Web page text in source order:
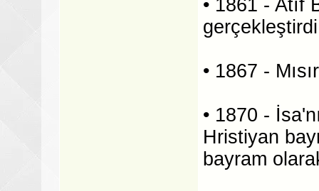
• 1861 - Atıf
• 1867 -
• 1870 -
Hristiyan
bayram